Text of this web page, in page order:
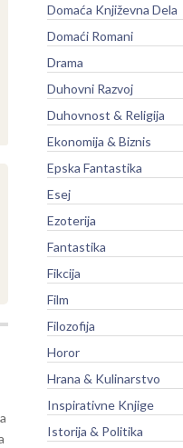
Domaća Književna Dela
Domaći Romani
Drama
Duhovni Razvoj
Duhovnost & Religija
Ekonomija & Biznis
Epska Fantastika
Esej
Ezoterija
Fantastika
Fikcija
Film
Filozofija
Horor
Hrana & Kulinarstvo
Inspirativne Knjige
Istorija & Politika